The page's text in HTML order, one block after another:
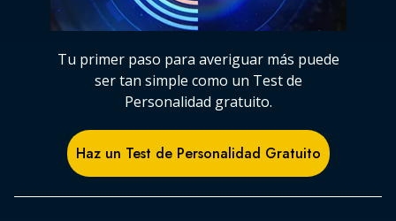
Tu primer paso para averiguar más puede
ser tan simple como un Test de
Personalidad gratuito.
Haz un Test de Personalidad Gratuito